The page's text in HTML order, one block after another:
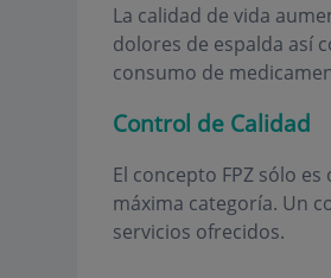
La calidad de vida
dolores de espalda así
consumo de
Control de Calidad
El concepto FPZ sólo
máxima categoría. Un
servicios ofrecidos.